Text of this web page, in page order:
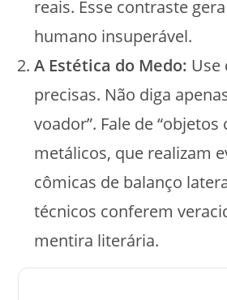
reais. Esse contraste
humano insuperável.
A Estética do Medo: Use
precisas. Não diga
voador”. Fale de
metálicos, que realizam
cômicas de balanço
técnicos conferem
mentira literária.